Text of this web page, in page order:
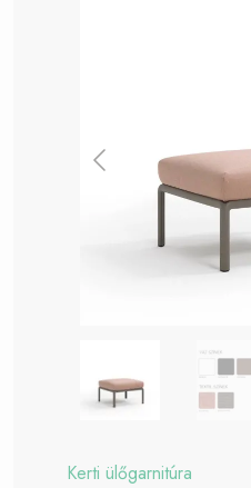
Kerti ülőgarnitúra